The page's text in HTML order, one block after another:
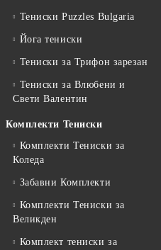
Тениски Puzzles Bulgaria
Йога тениски
Тениски за Трифон зарезан
Тениски за Влюбени и
Свети Валентин
Комплекти Тениски
Комплекти Тениски за
Коледа
Забавни Комплекти
Комплекти Тениски за
Великден
Комплект тениски за